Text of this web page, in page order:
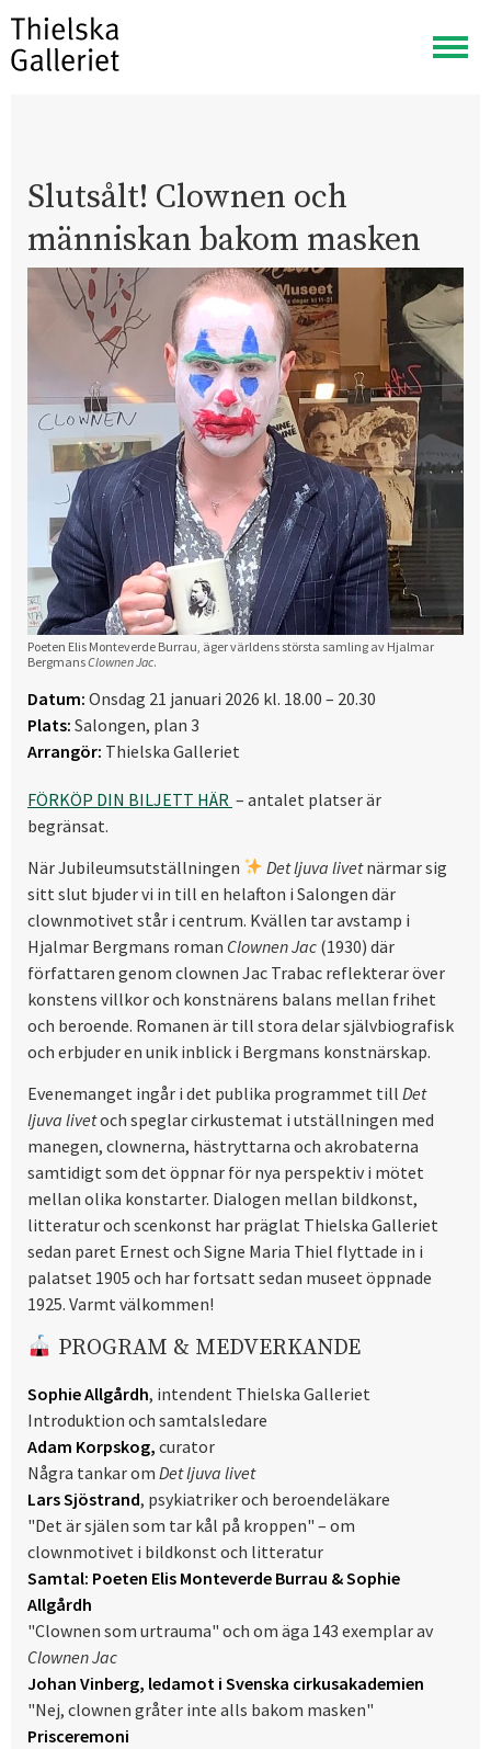
Visa
meny
Slutsålt! Clownen och
människan bakom masken
Poeten Elis Monteverde Burrau, äger världens största samling av Hjalmar
BergmansClownen Jac.
Datum: Onsdag 21 januari 2026 kl. 18.00 – 20.30
Plats: Salongen, plan 3
Arrangör: Thielska Galleriet
FÖRKÖP DIN BILJETT HÄR – antalet platser är
begränsat.
När Jubileumsutställningen
Det ljuva livetnärmar sig
sitt slut bjuder vi in till en helafton i Salongen där
clownmotivet står i centrum. Kvällen tar avstamp i
Hjalmar Bergmans roman Clownen Jac (1930) där
författaren genom clownen Jac Trabac reflekterar över
konstens villkor och konstnärens balans mellan frihet
och beroende. Romanen är till stora delar självbiografisk
och erbjuder en unik inblick i Bergmans konstnärskap.
Evenemanget ingår i det publika programmet till Det
ljuva livetoch speglar cirkustemat i utställningen med
manegen, clownerna, hästryttarna och akrobaterna
samtidigt som det öppnar för nya perspektiv i mötet
mellan olika konstarter. Dialogen mellan bildkonst,
litteratur och scenkonst har präglat Thielska Galleriet
sedan paret Ernest och Signe Maria Thiel flyttade in i
palatset 1905 och har fortsatt sedan museet öppnade
1925. Varmt välkommen!
PROGRAM & MEDVERKANDE
Sophie Allgårdh, intendent Thielska Galleriet
Introduktion och samtalsledare
Adam Korpskog, curator
Några tankar om Det ljuva livet
Lars Sjöstrand, psykiatriker och beroendeläkare
"Det är själen som tar kål på kroppen" – om
clownmotivet i bildkonst och litteratur
Samtal: Poeten Elis Monteverde Burrau & Sophie
Allgårdh
"Clownen som urtrauma" och om äga 143 exemplar av
Clownen Jac
Johan Vinberg, ledamot i Svenska cirkusakademien
"Nej, clownen gråter inte alls bakom masken"
Prisceremoni